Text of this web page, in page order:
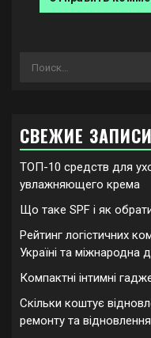
Найти:
СВЕЖИЕ ЗАПИСИ
ТОП-10 средств для
увлажняющего крема
Що таке SPF і як
Рейтинг логістичних
Україні та міжнародна
Компактні інтимні
Скільки коштує
ремонту та